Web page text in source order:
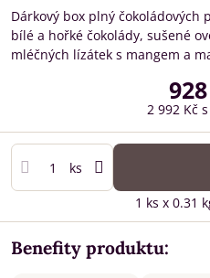
Dárkový box plný čokoládových
bílé a hořké čokolády, sušené
mléčných lízátek s mangem a
2 992 Kč
ks
1 ks x 0.31
Benefity produktu: